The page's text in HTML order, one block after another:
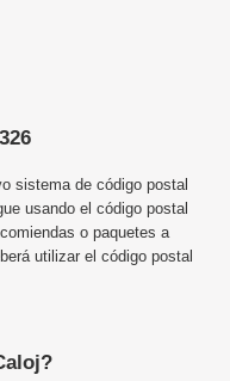
sistema de código postal
usando el código postal
o paquetes a
utilizar el código postal